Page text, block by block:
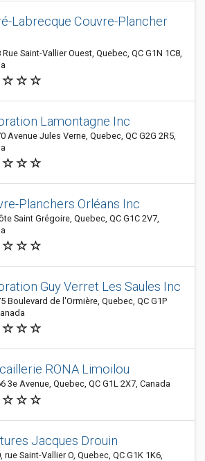
Labrecque Couvre-Plancher
Rue Saint-Vallier Ouest, Quebec, QC G1N 1C8,
Lamontagne Inc
Avenue Jules Verne, Quebec, QC G2G 2R5,
Planchers Orléans Inc
Saint Grégoire, Quebec, QC G1C 2V7,
Guy Verret Les Saules Inc
Boulevard de l'Ormière, Quebec, QC G1P
RONA Limoilou
3e Avenue, Quebec, QC G1L 2X7, Canada
Jacques Drouin
rue Saint-Vallier O, Quebec, QC G1K 1K6,